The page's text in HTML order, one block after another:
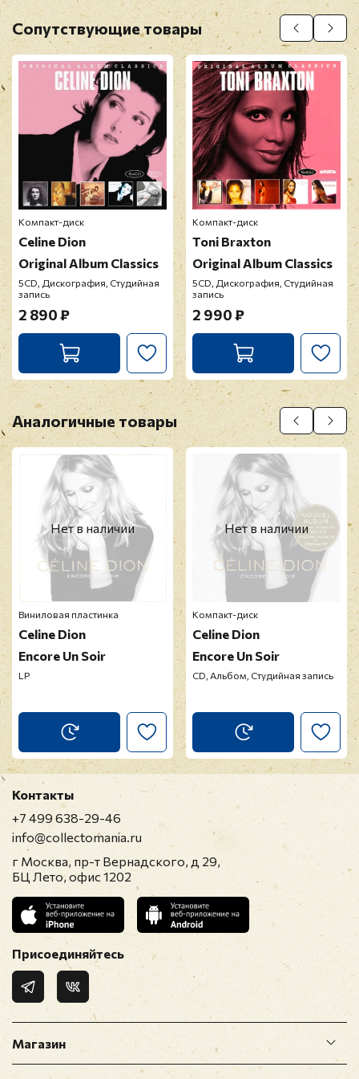
Оставить отзыв
Перед публикацией отзывы проходят
модерацию
Сопутствующие товары
Компакт-диск
Celine Dion
Original Album Classics
5CD, Дискография, Студийная
запись
2 890 ₽
Компакт-диск
Toni Braxton
Original Album Classics
5CD, Дискография, Студийная
запись
2 990 ₽
Аналогичные товары
Нет в наличии
Виниловая пластинка
Celine Dion
Encore Un Soir
LP
Нет в наличии
Компакт-диск
Celine Dion
Encore Un Soir
CD, Альбом, Студийная запись
Магазин
Контакты
+7 499 638-29-46
info@collectomania.ru
г Москва, пр-т Вернадского, д 29,
БЦ Лето, офис 1202
Присоединяйтесь